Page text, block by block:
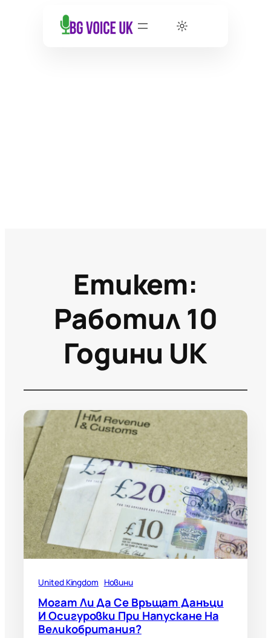
Етикет:
Работил 10
Години UK
United Kingdom Новини
Могат Ли Да Се Връщат Данъци
И Осигуровки При Напускане На
Великобритания?